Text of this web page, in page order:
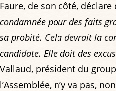
Faure, de son côté, déclare
condamnée pour des faits
sa probité. Cela devrait la
candidate. Elle doit des
Vallaud, président du
l’Assemblée, n’y va pas,